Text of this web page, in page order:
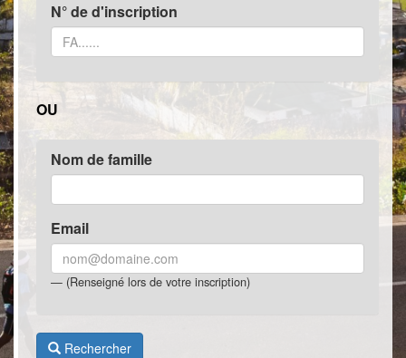
N° de d'inscription
OU
Nom de famille
Email
(Renseigné lors de votre inscription)
Rechercher